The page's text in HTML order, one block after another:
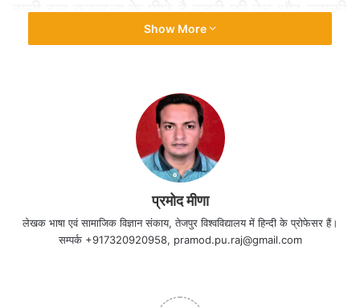
वाली इस क्रूरता के पीछे है स्‍त्री की देह और उसकी
यौनिकता पर नियंत्रण रखने की सामंती पुंसवादी
Show More
प्रमोद मीणा
लेखक भाषा एवं सामाजिक विज्ञान संकाय, तेजपुर विश्वविद्यालय में हिन्दी के प्रोफेसर हैं।
सम्पर्क +917320920958, pramod.pu.raj@gmail.com